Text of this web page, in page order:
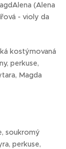
(Alena
- violy da
kostýmovaná
perkuse,
Magda
soukromý
perkuse,